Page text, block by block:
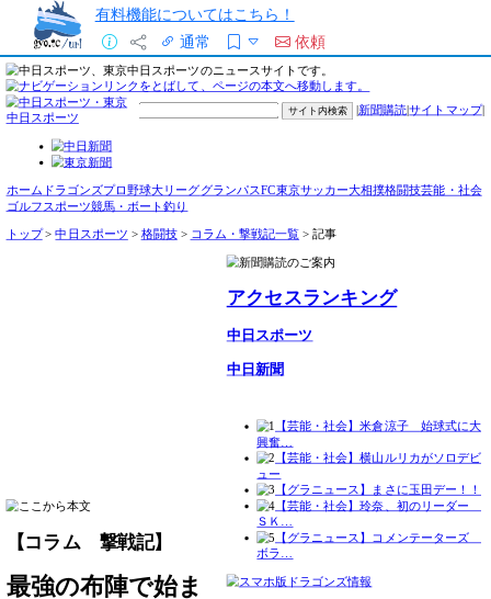
有料機能についてはこちら！
通常
依頼